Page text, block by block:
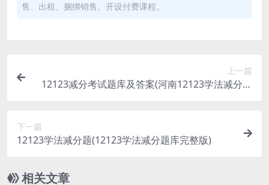
售、出租、捆绑销售、开设付费课程。
上一篇
12123减分考试题库及答案(河南12123学法减分考
下一篇
12123学法减分题(12123学法减分题库完整版)
相关文章